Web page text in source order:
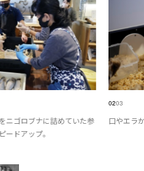
ニゴロブナに詰めていた参
ードアップ。
0203
口やエラ